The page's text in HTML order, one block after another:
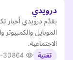
درويدي
يقدّم درويدي أخبار
الموبايل
الاجتماعية.
تقنية 30